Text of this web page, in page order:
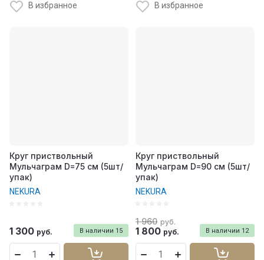
В избранное
В избранное
Круг приствольный
Мульчаграм D=75 см (5шт/
упак)
NEKURA
В наличии 15
1 300 руб.
Круг приствольный
Мульчаграм D=90 см (5шт/
упак)
NEKURA
В наличии 12
1 960 руб.
1 800 руб.